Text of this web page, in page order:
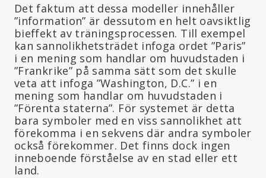
Det faktum att dessa modeller innehåller
”information” är dessutom en helt oavsiktlig
bieffekt av träningsprocessen. Till exempel
kan sannolikhetsträdet infoga ordet ”Paris”
i en mening som handlar om huvudstaden i
”Frankrike” på samma sätt som det skulle
veta att infoga ”Washington, D.C.” i en
mening som handlar om huvudstaden i
”Förenta staterna”. För systemet är detta
bara symboler med en viss sannolikhet att
förekomma i en sekvens där andra symboler
också förekommer. Det finns dock ingen
inneboende förståelse av en stad eller ett
land.